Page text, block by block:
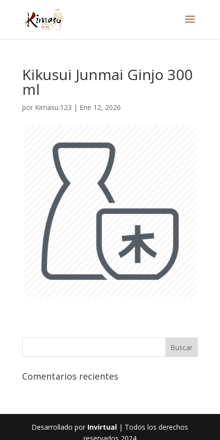
Kikusui Junmai Ginjo 300
ml
por Kimasu.123 | Ene 12, 2026
Comentarios recientes
Desarrollado por Invirtual | Todos los derechos